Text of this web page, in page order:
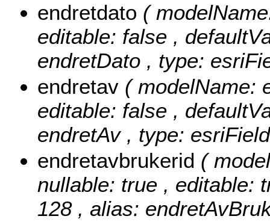
endretdato (
editable: false ,
endretDato , type:
endretav ( modelName:
editable: false ,
endretAv , type:
endretavbrukerid (
nullable: true , editable:
128 , alias: